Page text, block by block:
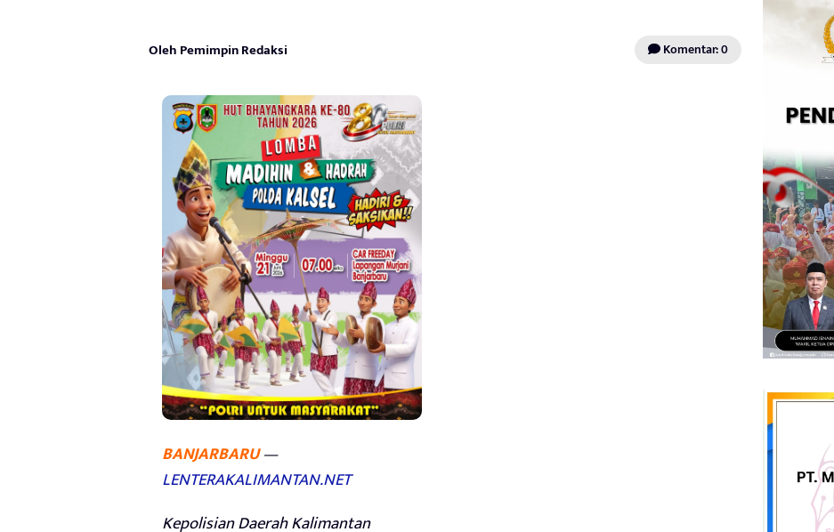
Oleh Pemimpin Redaksi Komentar: 0
BANJARBARU—
LENTERAKALIMANTAN.NET
Kepolisian Daerah Kalimantan